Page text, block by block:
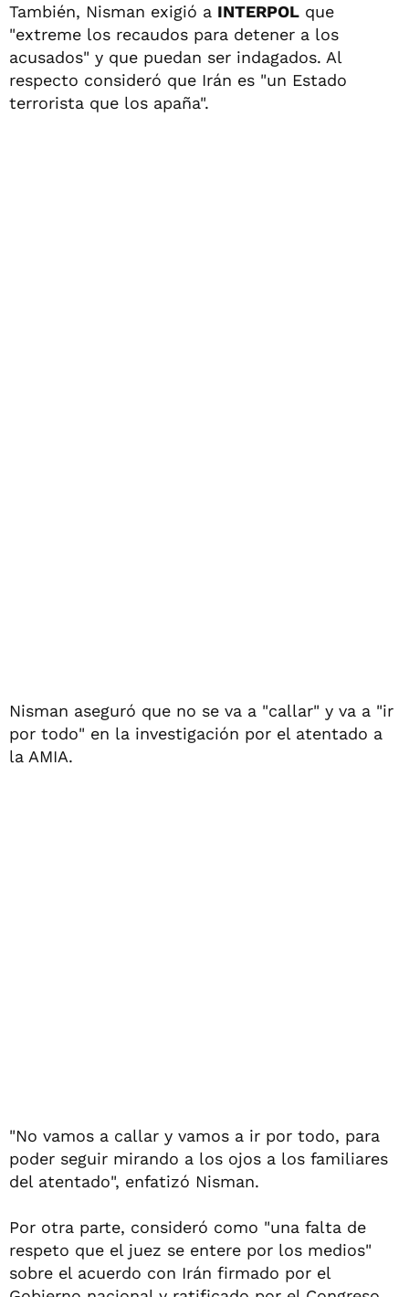
También, Nisman exigió a INTERPOL que
"extreme los recaudos para detener a los
acusados" y que puedan ser indagados. Al
respecto consideró que Irán es "un Estado
terrorista que los apaña".
Nisman aseguró que no se va a "callar" y va a "ir
por todo" en la investigación por el atentado a
la AMIA.
"No vamos a callar y vamos a ir por todo, para
poder seguir mirando a los ojos a los familiares
del atentado", enfatizó Nisman.
Por otra parte, consideró como "una falta de
respeto que el juez se entere por los medios"
sobre el acuerdo con Irán firmado por el